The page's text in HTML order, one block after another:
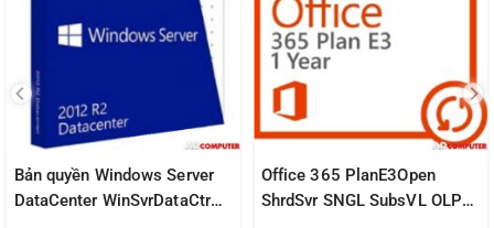
Bản quyền Windows Server
DataCenter WinSvrDataCtr
Office 365 PlanE3Open
ShrdSvr SNGL SubsVL OLP